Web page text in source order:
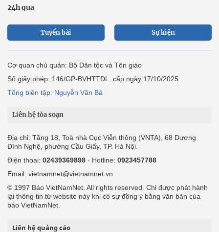
24h qua
Tuyến bài Sự kiện
Cơ quan chủ quản: Bộ Dân tộc và Tôn giáo
Số giấy phép: 146/GP-BVHTTDL, cấp ngày 17/10/2025
Tổng biên tập: Nguyễn Văn Bá
Liên hệ tòa soạn
Địa chỉ: Tầng 18, Toà nhà Cục Viễn thông (VNTA), 68 Dương
Đình Nghệ, phường Cầu Giấy, TP. Hà Nội.
Điện thoại: 02439369898 - Hotline: 0923457788
Email: vietnamnet@vietnamnet.vn
© 1997 Báo VietNamNet. All rights reserved. Chỉ được phát hành
lại thông tin từ website này khi có sự đồng ý bằng văn bản của
báo VietNamNet.
Liên hệ quảng cáo